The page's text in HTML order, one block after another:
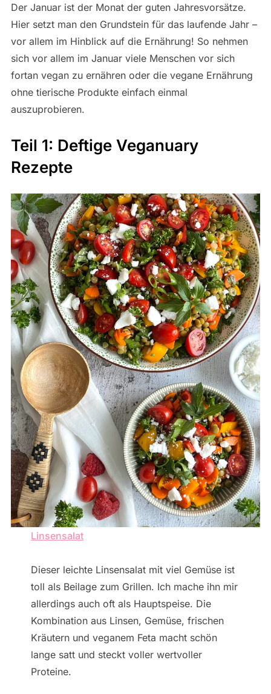
Der Januar ist der Monat der guten Jahresvorsätze.
Hier setzt man den Grundstein für das laufende Jahr –
vor allem im Hinblick auf die Ernährung! So nehmen
sich vor allem im Januar viele Menschen vor sich
fortan vegan zu ernähren oder die vegane Ernährung
ohne tierische Produkte einfach einmal
auszuprobieren.
Teil 1: Deftige Veganuary
Rezepte
Linsensalat
Dieser leichte Linsensalat mit viel Gemüse ist
toll als Beilage zum Grillen. Ich mache ihn mir
allerdings auch oft als Hauptspeise. Die
Kombination aus Linsen, Gemüse, frischen
Kräutern und veganem Feta macht schön
lange satt und steckt voller wertvoller
Proteine.